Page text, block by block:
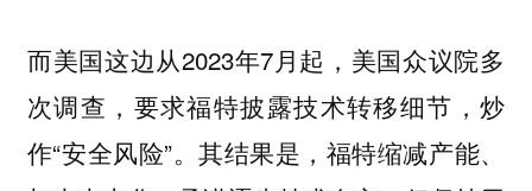
而美国这边从2023年7月起，美国众议院多
次调查，要求福特披露技术转移细节，炒
作“安全风险”。其结果是，福特缩减产能、